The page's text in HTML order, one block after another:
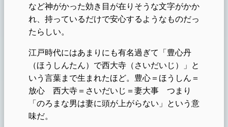
など神がかった効き目が在りそうな文字がかか
れ、持っているだけで安心するようなものだっ
たらしい。
江戸時代にはあまりにも有名過ぎて「豊心丹
（ほうしんたん）で西大寺（さいだいじ）」と
いう言葉まで生まれたほど。豊心＝ほうしん＝
放心 西大寺＝さいだいじ＝妻大事 つまり
「のろまな男は妻に頭が上がらない」という意
味だ。